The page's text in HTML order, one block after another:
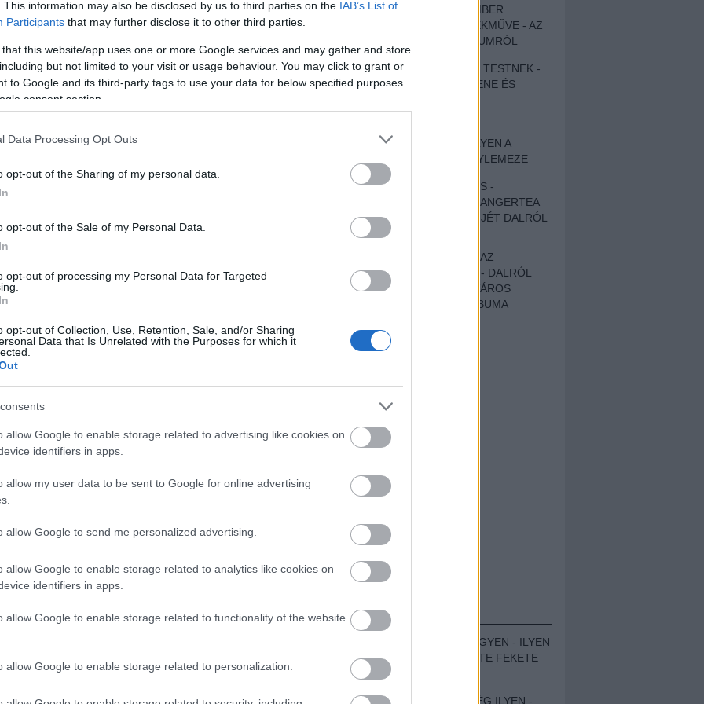
This information may also be disclosed by us to third parties on the IAB’s List of
Participants that may further disclose it to other third parties.
that this website/app uses one or more Google services and may gather and store
but not limited to your visit or usage behaviour. You may click to grant or
to Google and its third-party tags to use your data for below specified purposes
consent section.
Data Processing Opt Outs
opt-out of the Sharing of my personal data.
opt-out of the Sale of my Personal Data.
opt-out of processing my Personal Data for Targeted
opt-out of Collection, Use, Retention, Sale, and/or Sharing
Data that Is Unrelated with the Purposes for which it
allow Google to enable storage related to advertising like cookies on
identifiers in apps.
allow my user data to be sent to Google for online advertising
allow Google to send me personalized advertising.
allow Google to enable storage related to analytics like cookies on
identifiers in apps.
allow Google to enable storage related to functionality of the website
allow Google to enable storage related to personalization.
maga mögött aBudapest Park . Persze
inkább úgy döntöttek, meghosszabbítják:
várják még a látogatókat.
közt ott van az idén egyetlen önálló parkos
táncosokkal és dívákkal kiegészülő
budapesti koncertjét adó Punnany Massif.
TOVÁBB
JÁTSZIK
VAD FRUTTIK
EGY DÜHÖS VÉNEMBER
UNIVERZÁLIS REMEKMŰVE - AZ
ÚJ BOB DYLAN-ALBUMRÓL
ZENE LÉLEKNEK ÉS TESTNEK -
AUTENTIKUS NÉPZENE ÉS
SZOMORKODÁS - ILYEN A
KATATONIA ÚJ NAGYLEMEZE
CROCODILE NERVES -
HALLGASD MEG AZ ANGERTEA
MA MEGJELENT EP-JÉT DALRÓL
DALRA!
A FELELŐSSÉGTŐL AZ
ELLOPOTT FÖLDIG - DALRÓL
DALRA A KÉPZELT VÁROS
SAMIZDAT CÍMŰ ALBUMA
HIRDETÉS
BESZÁMOLÓK
ZENÉS TÁBOR A HEGYEN - ILYEN
VOLT A VÍRUS SZÜLTE FEKETE
ZAJ FESZTIVÁL
SOHA NEM VOLT MÉG ILYEN -